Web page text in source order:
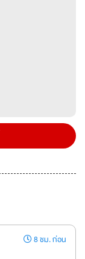
8 ชม. ก่อน